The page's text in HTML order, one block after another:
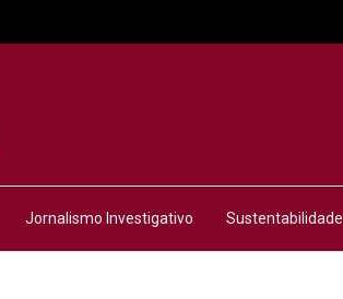
Jornalismo Investigativo Sustentabilidade